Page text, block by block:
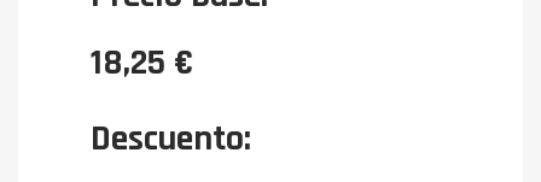
18,25 €
Descuento: